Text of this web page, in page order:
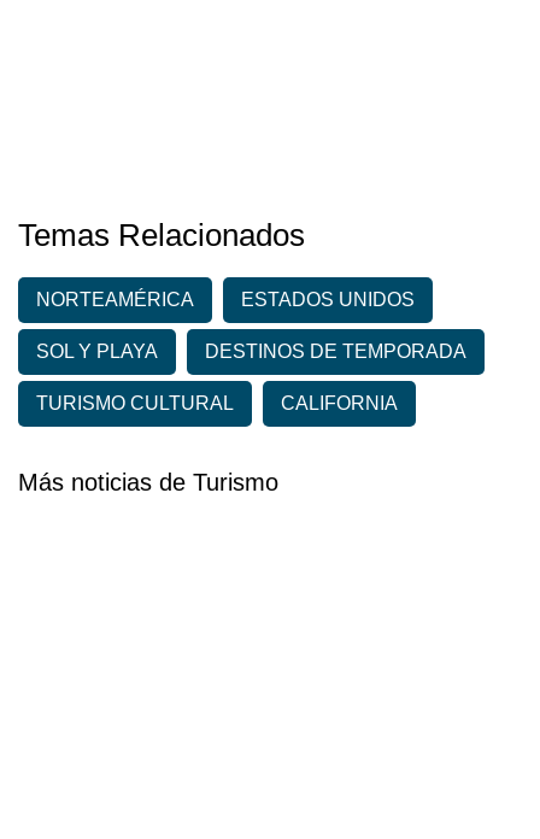
Temas Relacionados
NORTEAMÉRICA ESTADOS UNIDOS
SOL Y PLAYA DESTINOS DE TEMPORADA
TURISMO CULTURAL CALIFORNIA
Más noticias de Turismo